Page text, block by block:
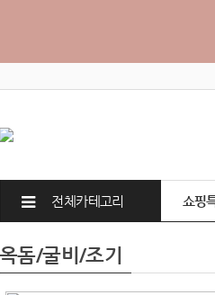
전체카테고리 쇼핑
옥돔/굴비/조기